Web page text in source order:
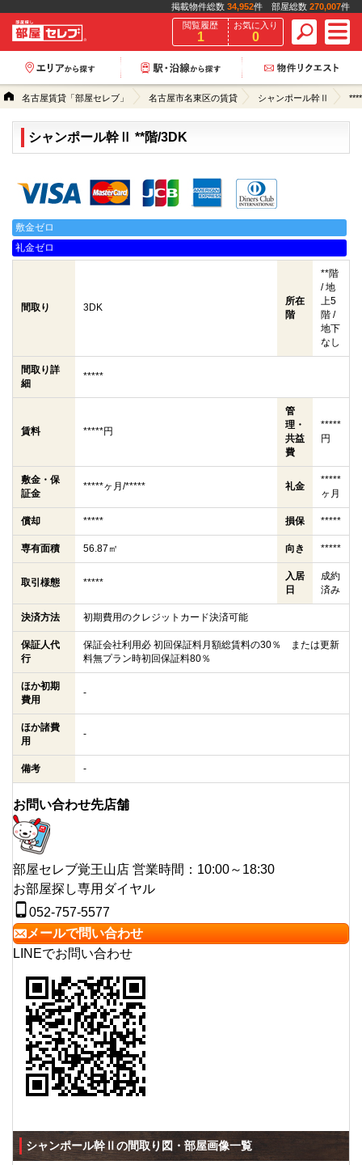
掲載物件総数 34,952件 部屋総数 270,007件
閲覧履歴
1
お気に入り
0
名古屋賃貸「部屋セレブ」 名古屋市名東区の賃貸 シャンポール幹Ⅱ
シャンポール幹Ⅱ **階/3DK
敷金ゼロ
礼金ゼロ
間取り 3DK
所在
階
**階
/ 地
上5
階 /
地下
なし
間取り詳
細
*****
賃料 *****円
管
理・
共益
費
*****
円
敷金・保
証金
*****ヶ月/***** 礼金
*****
ヶ月
償却 ***** 損保 *****
専有面積 56.87㎡ 向き *****
取引様態 *****
入居
日
成約
済み
決済方法 初期費用のクレジットカード決済可能
保証人代
行
保証会社利用必 初回保証料月額総賃料の30％ または更新
料無プラン時初回保証料80％
ほか初期
費用
-
ほか諸費
用
-
備考 -
お問い合わせ先店舗
部屋セレブ覚王山店 営業時間：10:00～18:30
お部屋探し専用ダイヤル
052-757-5577
メールで問い合わせ
LINEでお問い合わせ
シャンポール幹Ⅱの間取り図・部屋画像一覧